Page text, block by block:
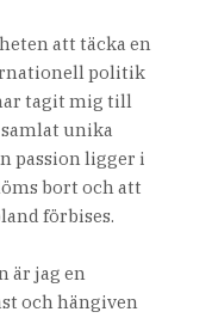
att täcka en
politik
tagit mig till
unika
passion ligger i
bort och att
förbises.
är jag en
och hängiven